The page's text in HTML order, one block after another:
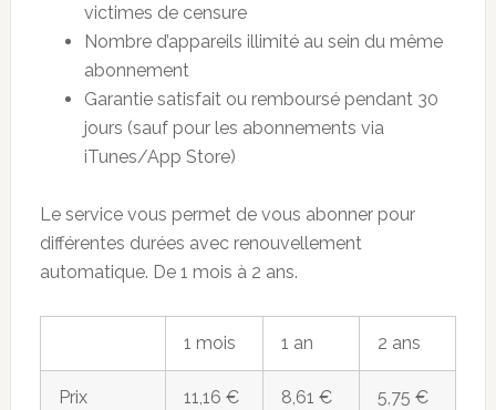
victimes de censure
Nombre d’appareils illimité au sein du même
abonnement
Garantie satisfait ou remboursé pendant 30
jours (sauf pour les abonnements via
iTunes/App Store)
Le service vous permet de vous abonner pour
différentes durées avec renouvellement
automatique. De 1 mois à 2 ans.
1 mois 1 an 2 ans
Prix
11,16 € 8,61 € 5,75 €